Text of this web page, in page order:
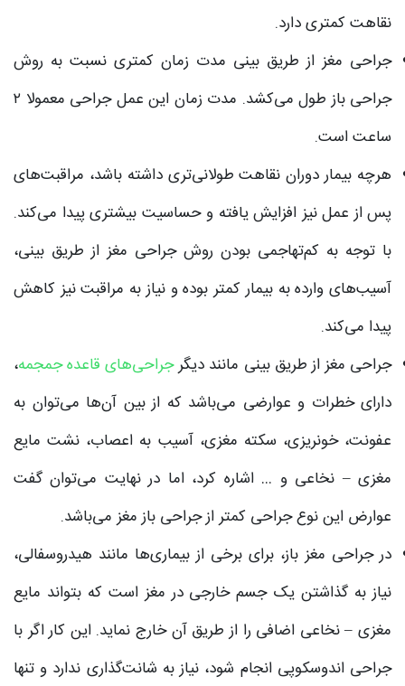
نقاهت کمتری دارد.
جراحی مغز از طریق بینی مدت زمان کمتری نسبت به روش‌
جراحی باز طول می‌کشد. مدت زمان این عمل جراحی معمولا ۲
ساعت است.
هرچه بیمار دوران نقاهت طولانی‌تری داشته باشد، مراقبت‌های
پس از عمل نیز افزایش یافته و حساسیت بیشتری پیدا می‌کند.
با توجه به کم‌تهاجمی بودن روش جراحی مغز از طریق بینی،
آسیب‌های وارده به بیمار کمتر بوده و نیاز به مراقبت نیز کاهش
پیدا می‌کند.
جراحی مغز از طریق بینی مانند دیگرجراحی‌های قاعده جمجمه،
دارای خطرات و عوارضی می‌باشد که از بین آن‌ها می‌توان به
عفونت، خونریزی، سکته مغزی، آسیب به اعصاب، نشت مایع
مغزی – نخاعی و … اشاره کرد، اما در نهایت می‌توان گفت
عوارض این نوع جراحی کمتر از جراحی باز مغز می‌باشد.
در جراحی مغز باز، برای برخی از بیماری‌ها مانند هیدروسفالی،
نیاز به گذاشتن یک جسم خارجی در مغز است که بتواند مایع
مغزی – نخاعی اضافی را از طریق آن خارج نماید. این کار اگر با
جراحی اندوسکوپی انجام شود­، نیاز به شانت‌گذاری ندارد و تنها